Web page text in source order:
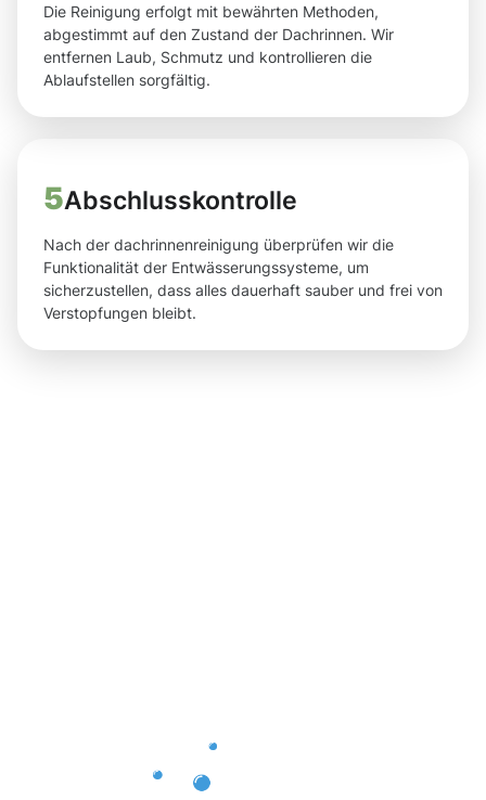
Die Reinigung erfolgt mit bewährten Methoden,
abgestimmt auf den Zustand der Dachrinnen. Wir
entfernen Laub, Schmutz und kontrollieren die
Ablaufstellen sorgfältig.
5Abschlusskontrolle
Nach der dachrinnenreinigung überprüfen wir die
Funktionalität der Entwässerungssysteme, um
sicherzustellen, dass alles dauerhaft sauber und frei von
Verstopfungen bleibt.